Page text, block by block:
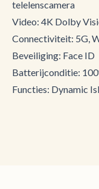
telelenscamera
Video: 4K Dolby
Connectiviteit: 5G,
Beveiliging: Face ID
Batterijconditie:
Functies: Dynamic